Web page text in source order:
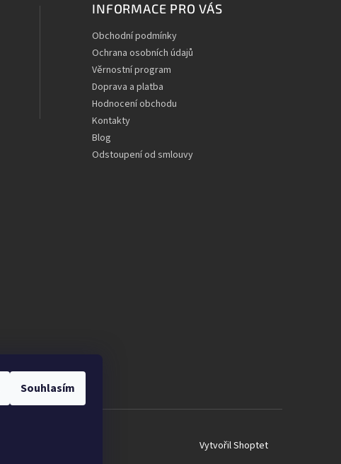
Souhlasím
INFORMACE PRO VÁS
Obchodní podmínky
Ochrana osobních údajů
Věrnostní program
Doprava a platba
Hodnocení obchodu
Kontakty
Blog
Odstoupení od smlouvy
Vytvořil Shoptet